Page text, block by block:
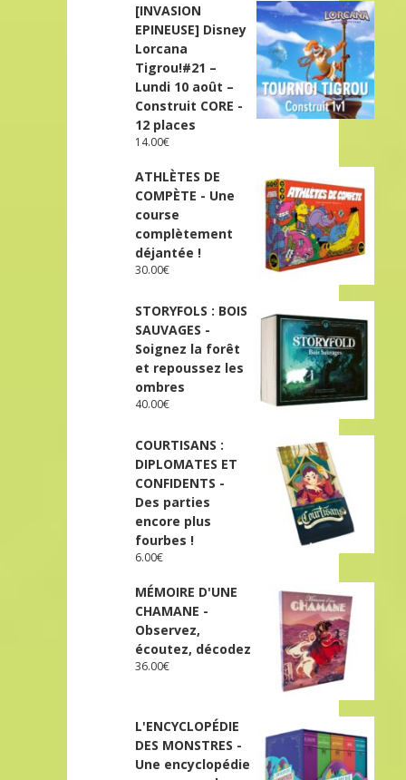
[INVASION
EPINEUSE] Disney
Lorcana
Tigrou!#21 –
Lundi 10 août –
Construit CORE -
12 places
14.00€
ATHLÈTES DE
COMPÈTE - Une
course
complètement
déjantée !
30.00€
STORYFOLS : BOIS
SAUVAGES -
Soignez la forêt
et repoussez les
ombres
40.00€
COURTISANS :
DIPLOMATES ET
CONFIDENTS -
Des parties
encore plus
fourbes !
6.00€
MÉMOIRE D'UNE
CHAMANE -
Observez,
écoutez, décodez
36.00€
L'ENCYCLOPÉDIE
DES MONSTRES -
Une encyclopédie